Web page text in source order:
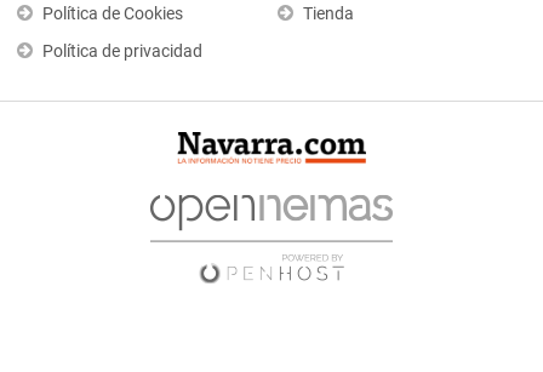
Política de Cookies
Política de privacidad
Tienda